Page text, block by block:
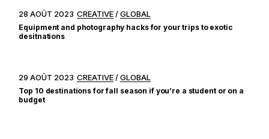
28 AOÛT 2023 CREATIVE GLOBAL
Equipment and photography hacks for your trips to exotic
desitnations
29 AOÛT 2023 CREATIVE GLOBAL
Top 10 destinations for fall season if you’re a student or on a
budget